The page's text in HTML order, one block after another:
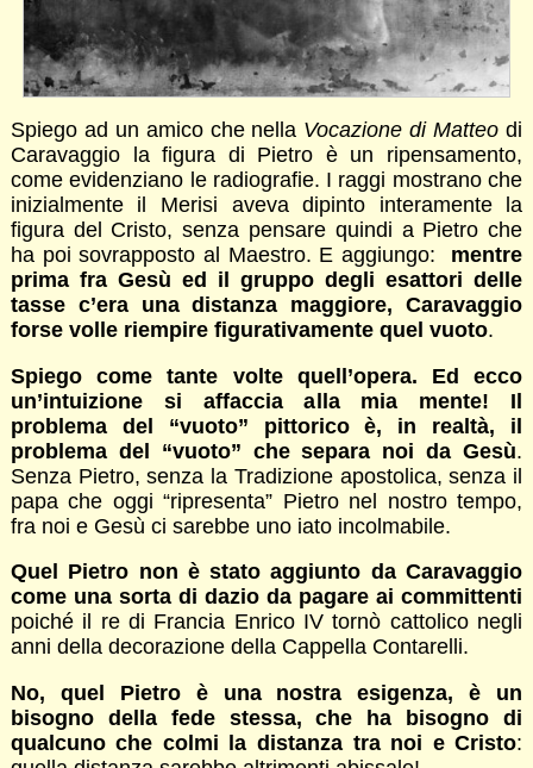
Spiego ad un amico che nella Vocazione di Matteo di
Caravaggio la figura di Pietro è un ripensamento,
come evidenziano le radiografie. I raggi mostrano che
inizialmente il Merisi aveva dipinto interamente la
figura del Cristo, senza pensare quindi a Pietro che
ha poi sovrapposto al Maestro. E aggiungo: mentre
prima fra Gesù ed il gruppo degli esattori delle
tasse c’era una distanza maggiore, Caravaggio
forse volle riempire figurativamente quel vuoto.
Spiego come tante volte quell’opera. Ed ecco
un’intuizione si affaccia alla mia mente! Il
problema del “vuoto” pittorico è, in realtà, il
problema del “vuoto” che separa noi da Gesù.
Senza Pietro, senza la Tradizione apostolica, senza il
papa che oggi “ripresenta” Pietro nel nostro tempo,
fra noi e Gesù ci sarebbe uno iato incolmabile.
Quel Pietro non è stato aggiunto da Caravaggio
come una sorta di dazio da pagare ai committenti
poiché il re di Francia Enrico IV tornò cattolico negli
anni della decorazione della Cappella Contarelli.
No, quel Pietro è una nostra esigenza, è un
bisogno della fede stessa, che ha bisogno di
qualcuno che colmi la distanza tra noi e Cristo: